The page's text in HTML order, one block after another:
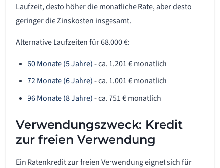
Laufzeit, desto höher die monatliche Rate, aber desto
geringer die Zinskosten insgesamt.
Alternative Laufzeiten für 68.000 €:
60 Monate (5 Jahre)- ca. 1.201 € monatlich
72 Monate (6 Jahre)- ca. 1.001 € monatlich
96 Monate (8 Jahre)- ca. 751 € monatlich
Verwendungszweck: Kredit
zur freien Verwendung
Ein Ratenkredit zur freien Verwendung eignet sich für